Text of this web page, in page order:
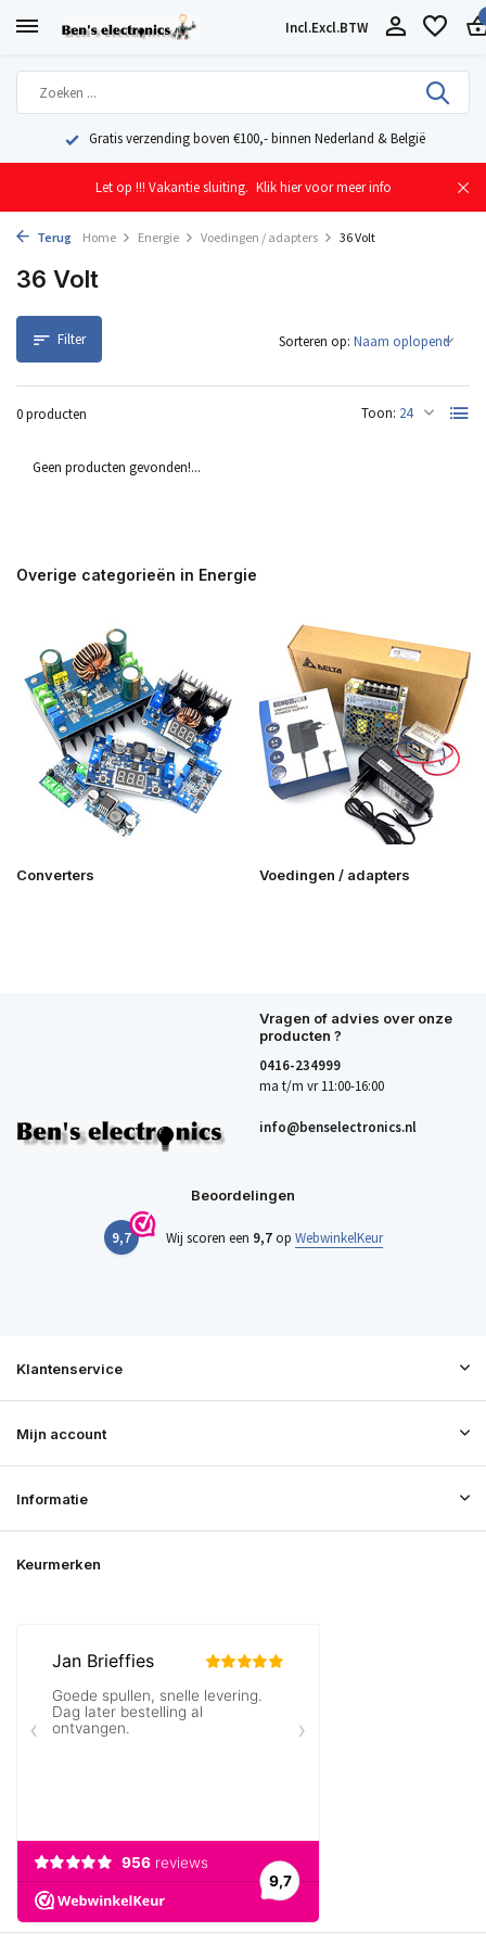
Incl.Excl.BTW
Geleverd uit eigen voorraad vanuit ons magazijn in
Let op !!! Vakantie sluiting. Klik hier voor meer info
Terug Home Energie Voedingen / adapters 36 Volt
36 Volt
Filter
0 producten Toon:
Sorteren op:
Geen producten gevonden!...
Overige categorieën in Energie
Converters Voedingen / adapters
Vragen of advies over onze
producten ?
0416-234999
ma t/m vr 11:00-16:00
info@benselectronics.nl
Beoordelingen
9,7 Wij scoren een 9,7op WebwinkelKeur
Klantenservice
Mijn account
Informatie
Keurmerken